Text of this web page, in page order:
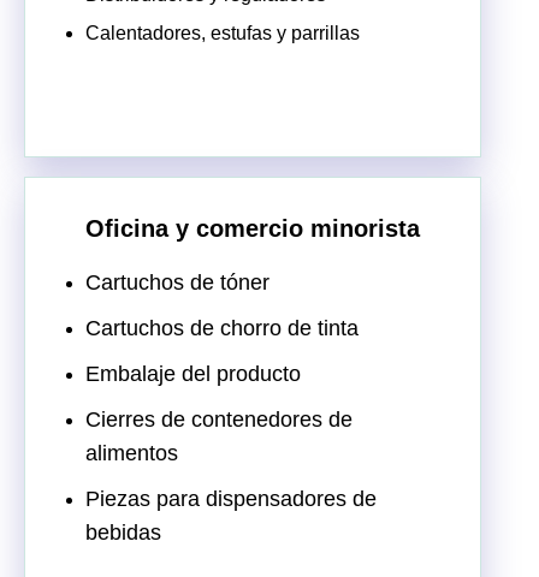
Calentadores, estufas y parrillas
Oficina y comercio minorista
Cartuchos de tóner
Cartuchos de chorro de tinta
Embalaje del producto
Cierres de contenedores de
alimentos
Piezas para dispensadores de
bebidas